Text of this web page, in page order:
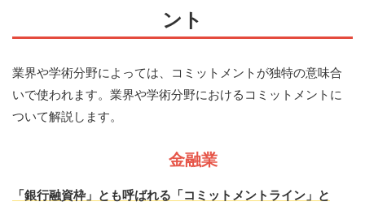
ント
業界や学術分野によっては、コミットメントが独特の意味合
いで使われます。業界や学術分野におけるコミットメントに
ついて解説します。
金融業
「銀行融資枠」とも呼ばれる「コミットメントライン」と